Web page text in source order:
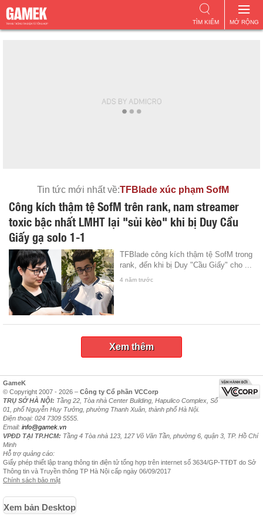
MỞ RỘNG
TÌM KIẾM
Tin tức mới nhất về:TFBlade xúc phạm SofM
Công kích thậm tệ SofM trên rank, nam streamer
toxic bậc nhất LMHT lại "sủi kèo" khi bị Duy Cầu
Giấy gạ solo 1-1
TFBlade công kích thậm tệ SofM trong
rank, đến khi bị Duy "Cầu Giấy" cho ...
4 năm trước
Xem thêm
GameK
© Copyright 2007 - 2026 – Công ty Cổ phần VCCorp
TRỤ SỞ HÀ NỘI: Tầng 22, Tòa nhà Center Building, Hapulico Complex, Số
01, phố Nguyễn Huy Tưởng, phường Thanh Xuân, thành phố Hà Nội.
Điện thoại: 024 7309 5555.
Email: info@gamek.vn
VPĐD TẠI TP.HCM: Tầng 4 Tòa nhà 123, 127 Võ Văn Tần, phường 6, quận 3, TP. Hồ Chí
Minh
Hỗ trợ quảng cáo:
Giấy phép thiết lập trang thông tin điện tử tổng hợp trên internet số 3634/GP-TTĐT do Sở
Thông tin và Truyền thông TP Hà Nội cấp ngày 06/09/2017
Chính sách bảo mật
Xem bản Desktop